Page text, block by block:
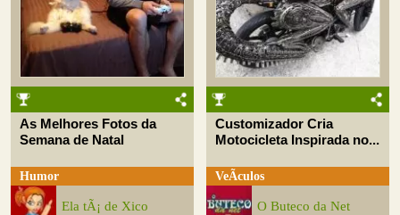
As Melhores Fotos da
Semana de Natal
Humor
Ela tÃ¡ de Xico
Customizador Cria
Motocicleta Inspirada no...
VeÃ­culos
O Buteco da Net